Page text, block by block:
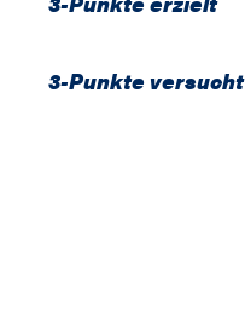
3-Punkte versucht